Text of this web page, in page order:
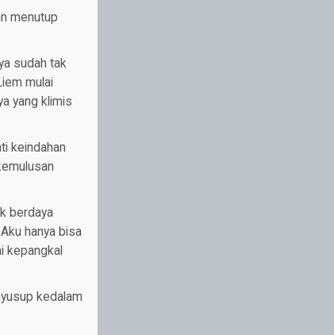
menutup
sudah tak
mulai
yang klimis
keindahan
berdaya
hanya bisa
kepangkal
kedalam